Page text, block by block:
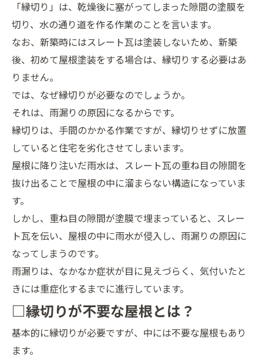
「縁切り」は、乾燥後に塞がってしまった隙間の塗膜を
切り、水の通り道を作る作業のことを言います。
なお、新築時にはスレート瓦は塗装しないため、新築
後、初めて屋根塗装をする場合は、縁切りする必要はあ
りません。
では、なぜ縁切りが必要なのでしょうか。
それは、雨漏りの原因になるからです。
縁切りは、手間のかかる作業ですが、縁切りせずに放置
していると住宅を劣化させてしまいます。
屋根に降り注いだ雨水は、スレート瓦の重ね目の隙間を
抜け出ることで屋根の中に溜まらない構造になっていま
す。
しかし、重ね目の隙間が塗膜で埋まっていると、スレー
ト瓦を伝い、屋根の中に雨水が侵入し、雨漏りの原因に
なってしまうのです。
雨漏りは、なかなか症状が目に見えづらく、気付いたと
きには重症化するまでに進行しています。
□縁切りが不要な屋根とは？
基本的に縁切りが必要ですが、中には不要な屋根もあり
ます。